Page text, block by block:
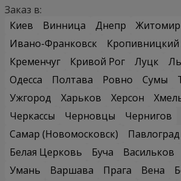
Заказ в:
Киев
Винница Днепр Житомир
Ивано-Франковск
Кропивницкий
Кременчуг
Кривой Рог Луцк
Одесса
Полтава Ровно Сумы
Ужгород
Харьков Херсон
Черкассы
Черновцы
Чернигов
Самар (Новомосковск)
Павлоград
Белая Церковь
Буча Васильков
Умань
Варшава Прага Вена